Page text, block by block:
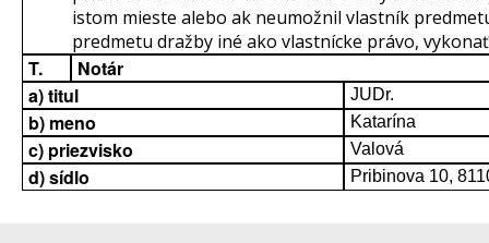
istom mieste alebo ak neumožnil vlastník
predmetu dražby iné ako vlastnícke právo,
T.
Notár
a) titul
JUDr.
b) meno Katarína
c) priezvisko Valová
d) sídlo Pribinova 10,